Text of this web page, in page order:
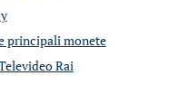
principali monete
Rai